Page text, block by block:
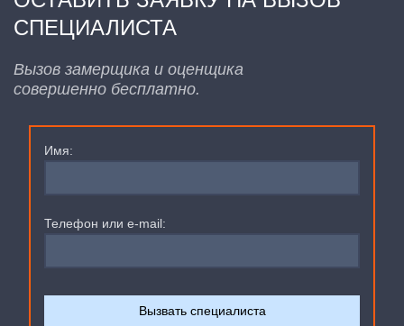
СПЕЦИАЛИСТА
Вызов замерщика и оценщика
совершенно бесплатно.
Имя:
Телефон или e-mail: